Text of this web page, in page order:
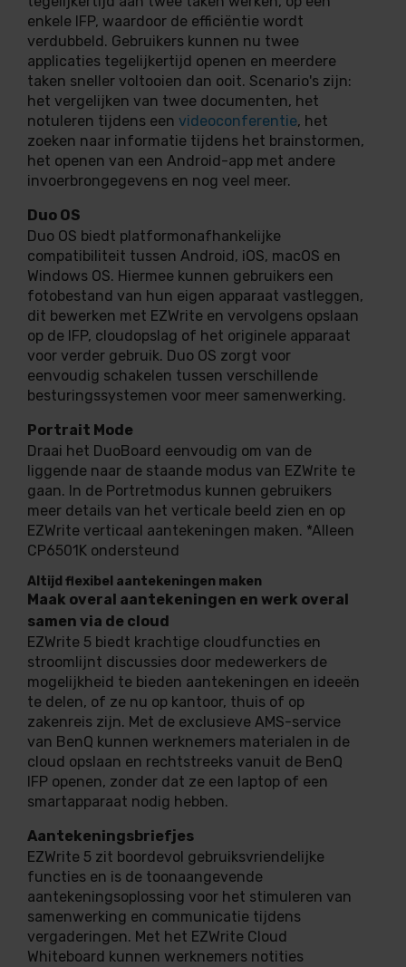
enkele IFP, waardoor de efficiëntie wordt
verdubbeld. Gebruikers kunnen nu twee
applicaties tegelijkertijd openen en meerdere
taken sneller voltooien dan ooit. Scenario's zijn:
het vergelijken van twee documenten, het
notuleren tijdens een videoconferentie, het
zoeken naar informatie tijdens het brainstormen,
het openen van een Android-app met andere
invoerbrongegevens en nog veel meer.
Duo OS
Duo OS biedt platformonafhankelijke
compatibiliteit tussen Android, iOS, macOS en
Windows OS. Hiermee kunnen gebruikers een
fotobestand van hun eigen apparaat vastleggen,
dit bewerken met EZWrite en vervolgens opslaan
op de IFP, cloudopslag of het originele apparaat
voor verder gebruik. Duo OS zorgt voor
eenvoudig schakelen tussen verschillende
besturingssystemen voor meer samenwerking.
Portrait Mode
Draai het DuoBoard eenvoudig om van de
liggende naar de staande modus van EZWrite te
gaan. In de Portretmodus kunnen gebruikers
meer details van het verticale beeld zien en op
EZWrite verticaal aantekeningen maken. *Alleen
CP6501K ondersteund
Altijd flexibel aantekeningen maken
Maak overal aantekeningen en werk overal
samen via de cloud
EZWrite 5 biedt krachtige cloudfuncties en
stroomlijnt discussies door medewerkers de
mogelijkheid te bieden aantekeningen en ideeën
te delen, of ze nu op kantoor, thuis of op
zakenreis zijn. Met de exclusieve AMS-service
van BenQ kunnen werknemers materialen in de
cloud opslaan en rechtstreeks vanuit de BenQ
IFP openen, zonder dat ze een laptop of een
smartapparaat nodig hebben.
Aantekeningsbriefjes
EZWrite 5 zit boordevol gebruiksvriendelijke
functies en is de toonaangevende
aantekeningsoplossing voor het stimuleren van
samenwerking en communicatie tijdens
vergaderingen. Met het EZWrite Cloud
Whiteboard kunnen werknemers notities